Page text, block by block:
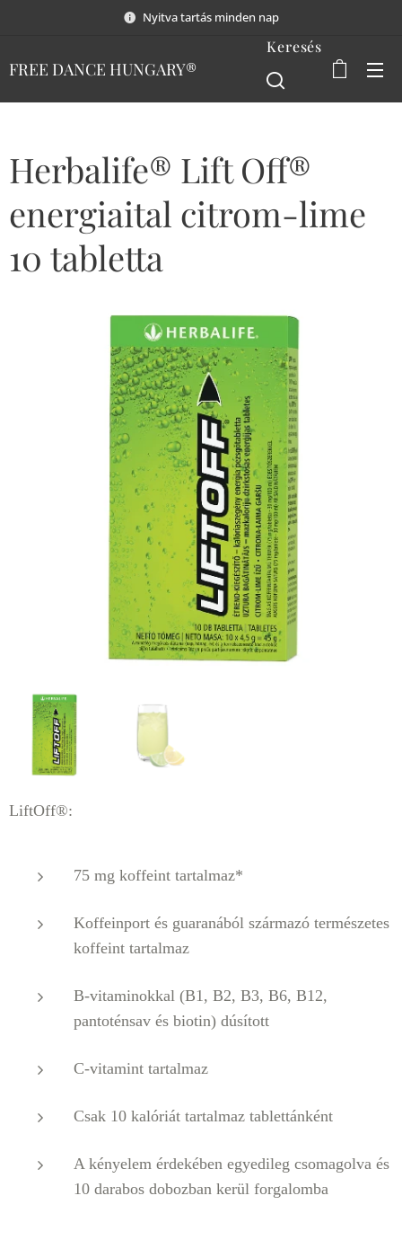
Nyitva tartás minden nap
FREE DANCE HUNGARY®
Keresés
Herbalife® Lift Off®
energiaital citrom-lime
10 tabletta
LiftOff®:
75 mg koffeint tartalmaz*
Koffeinport és guaranából származó természetes
koffeint tartalmaz
B-vitaminokkal (B1, B2, B3, B6, B12,
pantoténsav és biotin) dúsított
C-vitamint tartalmaz
Csak 10 kalóriát tartalmaz tablettánként
A kényelem érdekében egyedileg csomagolva és
10 darabos dobozban kerül forgalomba